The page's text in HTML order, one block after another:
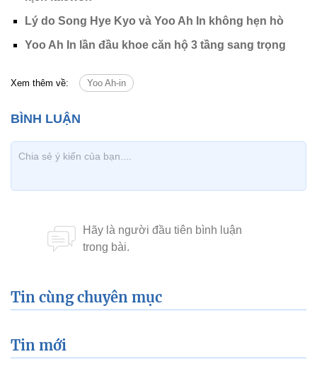
Lý do Song Hye Kyo và Yoo Ah In không hẹn hò
Yoo Ah In lần đầu khoe căn hộ 3 tầng sang trọng
Xem thêm về: Yoo Ah-in
Tin cùng chuyên mục
Tin mới